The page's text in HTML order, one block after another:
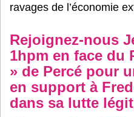
ravages de l’économie
Rejoignez-nous
1hpm en face du
» de Percé pour
en support à
dans sa lutte